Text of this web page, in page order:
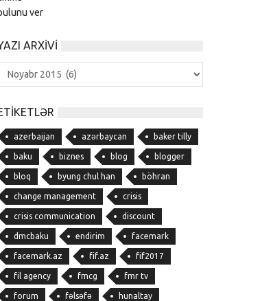
ARXIVI
Yazı
azerbaijan azərbaycan baker tilly
baku biznes blog blogger
bloq byung chul han böhran
change management crisis
crisis communication discount
dmcbaku endirim facemark
facemark.az fif.az fif2017
fil agency fmcg fmr tv
forum fəlsəfə hunaltay